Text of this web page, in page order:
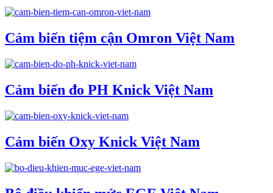
Cảm biến tiệm cận Omron Việt Nam
Cảm biến đo PH Knick Việt Nam
Cảm biến Oxy Knick Việt Nam